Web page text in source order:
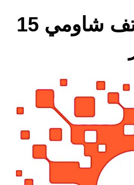
مراجعة هاتف شاومي 15